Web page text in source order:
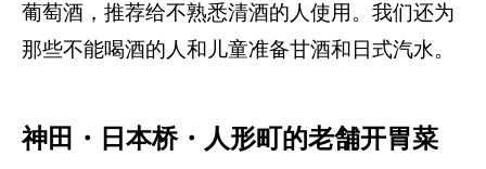
葡萄酒，推荐给不熟悉清酒的人使用。我们还为
那些不能喝酒的人和儿童准备甘酒和日式汽水。
神田・日本桥・人形町的老舗开胃菜